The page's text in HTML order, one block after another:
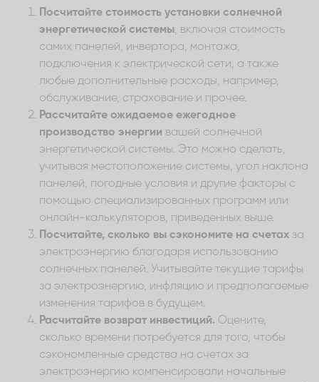
Посчитайте стоимость установки солнечной
энергетической системы, включая стоимость
самих панелей, инвертора, монтажа,
подключения к электрической сети, а также
любые дополнительные расходы, например,
обслуживание, страхование и прочее.
Рассчитайте ожидаемое ежегодное
производство энергии вашей солнечной
энергетической системы. Это можно сделать,
учитывая местоположение системы, угол наклона
панелей, погодные условия и другие факторы с
помощью специализированных программ или
онлайн-калькуляторов, приведенных выше.
Посчитайте, сколько вы сэкономите на счетах за
электроэнергию благодаря использованию
солнечных панелей. Учитывайте текущие тарифы
за электроэнергию, инфляцию и предполагаемые
изменения тарифов в будущем.
Расчитайте возврат инвестиций. Оцените,
сколько времени потребуется для того, чтобы
сэкономленные средства на счетах за
электроэнергию компенсировали начальные